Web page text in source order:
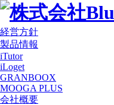
経営方針
製品情報
iTutor
iLoget
GRANBOOX
MOOGA PLUS
会社概要